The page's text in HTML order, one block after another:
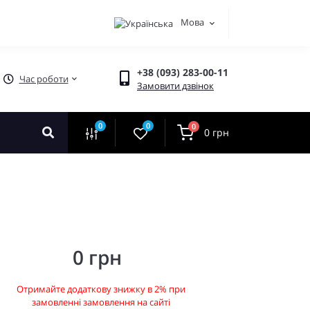
Мова
Час роботи +38 (093) 283-00-11
Замовити дзвінок
0 0 0 0 грн
0 грн
Отримайте додаткову знижку в 2% при
замовленні замовлення на сайті